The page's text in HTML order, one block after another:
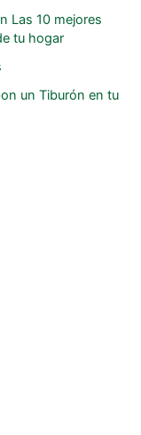
Las 10 mejores
tu hogar
un Tiburón en tu